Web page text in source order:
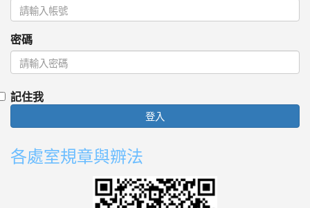
密碼
記住我
登入
各處室規章與辧法